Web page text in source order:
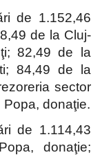
de 1.152,46
de la Cluj-
82,49 de la
84,49 de la
sector
donaţie.
de 1.114,43
donaţie;